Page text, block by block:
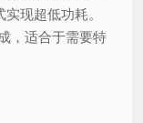
现超低功耗。
，适合于需要特